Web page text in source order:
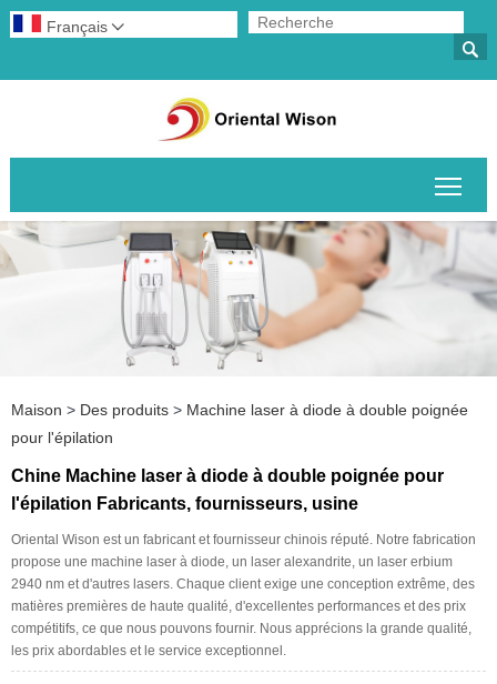

Français 
Maison > Des produits > Machine laser à diode à double poignée
pour l'épilation
Chine Machine laser à diode à double poignée pour
l'épilation Fabricants, fournisseurs, usine
Oriental Wison est un fabricant et fournisseur chinois réputé. Notre fabrication
propose une machine laser à diode, un laser alexandrite, un laser erbium
2940 nm et d'autres lasers. Chaque client exige une conception extrême, des
matières premières de haute qualité, d'excellentes performances et des prix
compétitifs, ce que nous pouvons fournir. Nous apprécions la grande qualité,
les prix abordables et le service exceptionnel.